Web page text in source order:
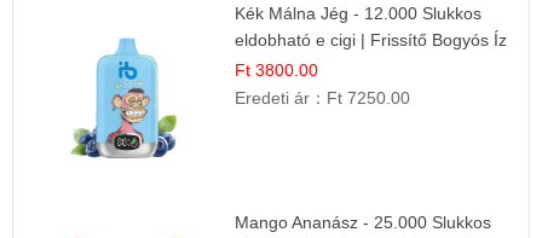
Kék Málna Jég - 12.000 Slukkos
eldobható e cigi | Frissítő Bogyós Íz
Ft 3800.00
Eredeti ár： Ft 7250.00
Mango Ananász - 25.000 Slukkos